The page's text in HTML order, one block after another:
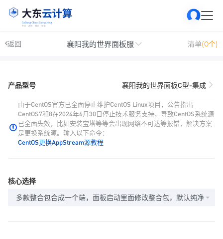
返回 襄阳我的世界面板服 清单(0个)
产品型号 襄阳我的世界面板C型-集成
由于CentOS官方已全面停止维护CentOS Linux项目，公告指出
CentOS7和8在2024年6月30日停止技术服务支持，导致CentOS系统源
已全面失效，比如安装宝塔等等会出现网络不可达等报错，解决方案
是更换系统源。输入以下命令：
CentOS更换AppStream源教程
核心选择
多款整合包合成一个端，面板启动里面修改整合包，默认纯净